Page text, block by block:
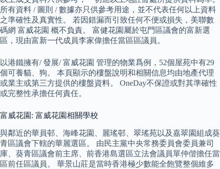
所有資料 / 圖則 / 數據亦只供參考用途，並不代表任何以上資料
之準確性及真實性。 若因錯漏而引致任何不便或損失，美聯數
碼網 富威花園 概不負責。 富健花園屬於屯門區議會的富新選
區，現由富新一代成員李家偉擔任當區區議員。
以港鐵擁有/ 發展/ 富威花園 管理的物業爲例，52個屋苑中有29
個可養貓、狗。 本頁顯示的樓盤說明和相關信息均由地產代理
或業主或第三方提供的樓盤資料。 OneDay不保證或對其準確性
或完整性承擔任何責任。
富威花園: 富威花園相關學校
與鄰近的華員邨、海峰花園、麗瑤邨、翠瑤苑以及嘉翠園組成葵
青區議會下轄的華麗選區。 由民主黨中央常務委員會委員兼司
庫、葵青區議會前主席、前香港島選區立法會議員單仲偕擔任當
區前任區議員。 華景山莊是當時香港極少數能全飽覽整個維多